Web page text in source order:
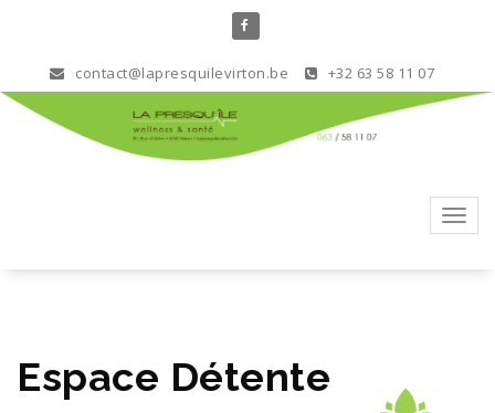
contact@lapresquilevirton.be +32 63 58 11 07
Espace Détente